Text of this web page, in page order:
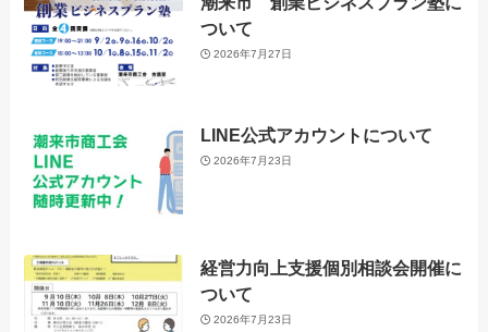
ついて
2026年7月27日
LINE公式アカウントについて
2026年7月23日
経営力向上支援個別相談会開催に
ついて
2026年7月23日